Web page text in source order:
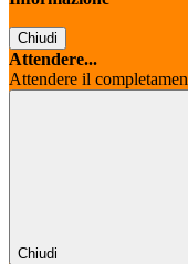
Chiudi
Attendere...
Attendere il
Chiudi